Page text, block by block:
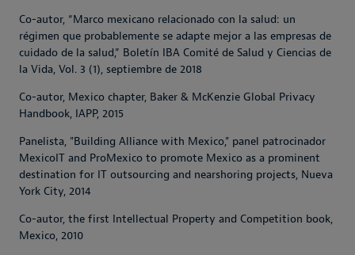
Co-autor, “Marco mexicano relacionado con la salud: un
régimen que probablemente se adapte mejor a las empresas de
cuidado de la salud,” Boletín IBA Comité de Salud y Ciencias de
la Vida, Vol. 3 (1), septiembre de 2018
Co-autor, Mexico chapter, Baker & McKenzie Global Privacy
Handbook, IAPP, 2015
Panelista, "Building Alliance with Mexico," panel patrocinador
MexicoIT and ProMexico to promote Mexico as a prominent
destination for IT outsourcing and nearshoring projects, Nueva
York City, 2014
Co-autor, the first Intellectual Property and Competition book,
Mexico, 2010